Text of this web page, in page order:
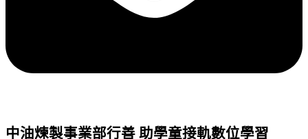
中油煉製事業部行善 助學童接軌數位學習